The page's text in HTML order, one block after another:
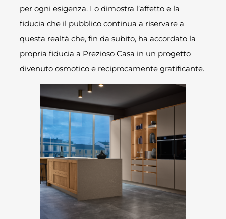
per ogni esigenza. Lo dimostra l’affetto e la
fiducia che il pubblico continua a riservare a
questa realtà che, fin da subito, ha accordato la
propria fiducia a Prezioso Casa in un progetto
divenuto osmotico e reciprocamente gratificante.